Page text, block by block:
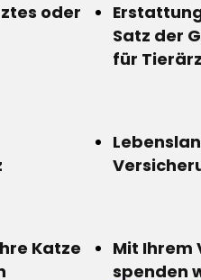
oder
Satz der
für
Katze
Mit Ihrem
spenden